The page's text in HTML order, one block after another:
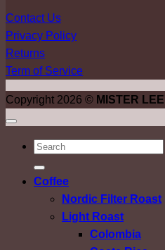
Contact Us
Privacy Policy
Returns
Term of Service
Copyright 2026 © MISTER
ค้นหา:
Coffee
Nordic Filter Roast
Light Roast
Colombia